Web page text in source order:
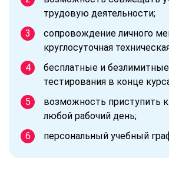
трудовую деятельности;
сопровождение личного
круглосуточная
бесплатные и
тестирования в конце
возможность приступить
любой рабочий день;
персональный учебный